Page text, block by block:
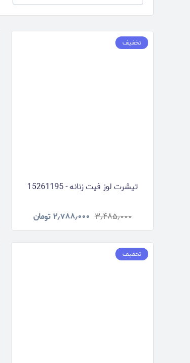
تخفیف
تیشرت لوز فیت زنانه - 15261195
۳٫۴۸۵٫۰۰۰ ۲٫۷۸۸٫۰۰۰ تومان
تخفیف